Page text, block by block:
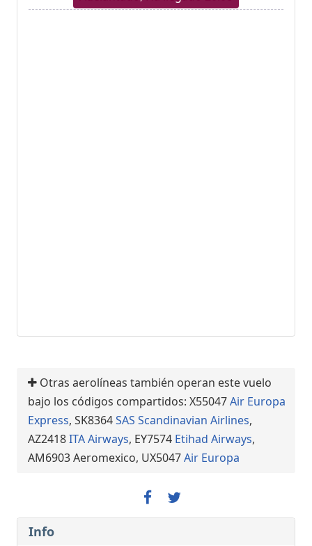
Otras aerolíneas también operan este vuelo
bajo los códigos compartidos: X55047Air Europa
Express, SK8364SAS Scandinavian Airlines,
AZ2418ITA Airways, EY7574 Etihad Airways,
AM6903 Aeromexico, UX5047Air Europa
Info